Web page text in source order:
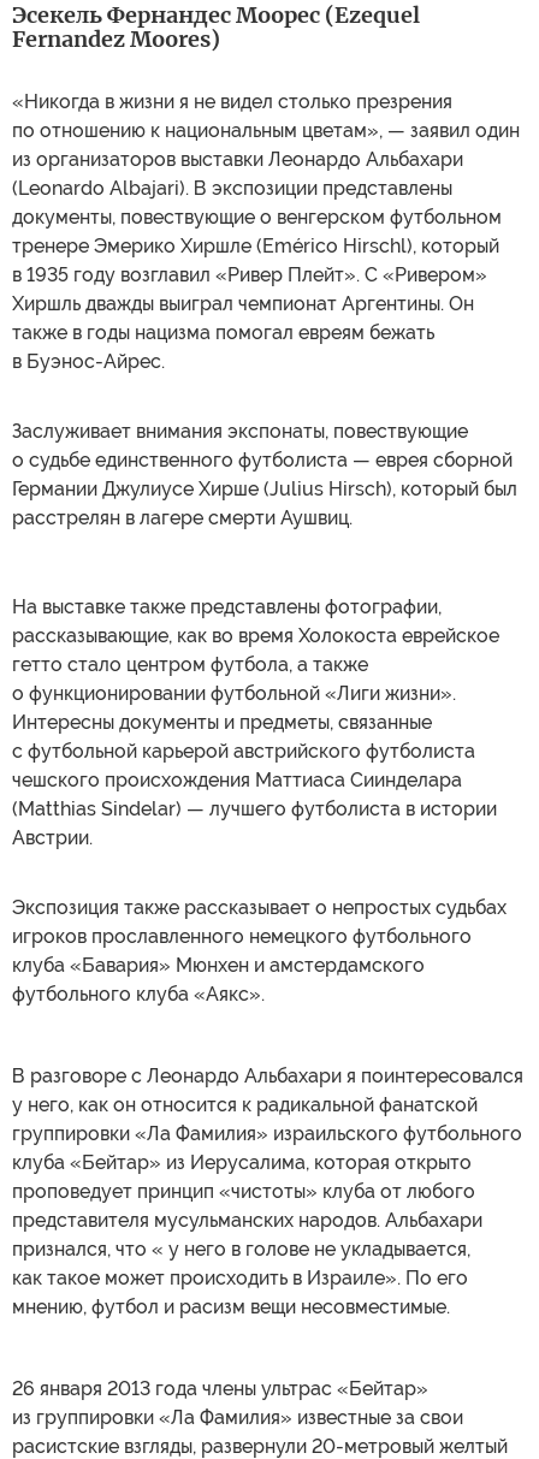
Эсекель Фернандес Моорес (Ezequel
Fernandez Moores)
«Никогда в жизни я не видел столько презрения
по отношению к национальным цветам», — заявил один
из организаторов выставки Леонардо Альбахари
(Leonardo Albajari). В экспозиции представлены
документы, повествующие о венгерском футбольном
тренере Эмерико Хиршле (Emérico Hirschl), который
в 1935 году возглавил «Ривер Плейт». С «Ривером»
Хиршль дважды выиграл чемпионат Аргентины. Он
также в годы нацизма помогал евреям бежать
в Буэнос-Айрес.
Заслуживает внимания экспонаты, повествующие
о судьбе единственного футболиста — еврея сборной
Германии Джулиусе Хирше (Julius Hirsch), который был
расстрелян в лагере смерти Аушвиц.
На выставке также представлены фотографии,
рассказывающие, как во время Холокоста еврейское
гетто стало центром футбола, а также
о функционировании футбольной «Лиги жизни».
Интересны документы и предметы, связанные
с футбольной карьерой австрийского футболиста
чешского происхождения Маттиаса Сиинделара
(Matthias Sindelar) — лучшего футболиста в истории
Австрии.
Экспозиция также рассказывает о непростых судьбах
игроков прославленного немецкого футбольного
клуба «Бавария» Мюнхен и амстердамского
футбольного клуба «Аякс».
В разговоре с Леонардо Альбахари я поинтересовался
у него, как он относится к радикальной фанатской
группировки «Ла Фамилия» израильского футбольного
клуба «Бейтар» из Иерусалима, которая открыто
проповедует принцип «чистоты» клуба от любого
представителя мусульманских народов. Альбахари
признался, что « у него в голове не укладывается,
как такое может происходить в Израиле». По его
мнению, футбол и расизм вещи несовместимые.
26 января 2013 года члены ультрас «Бейтар»
из группировки «Ла Фамилия» известные за свои
расистские взгляды, развернули 20-метровый желтый